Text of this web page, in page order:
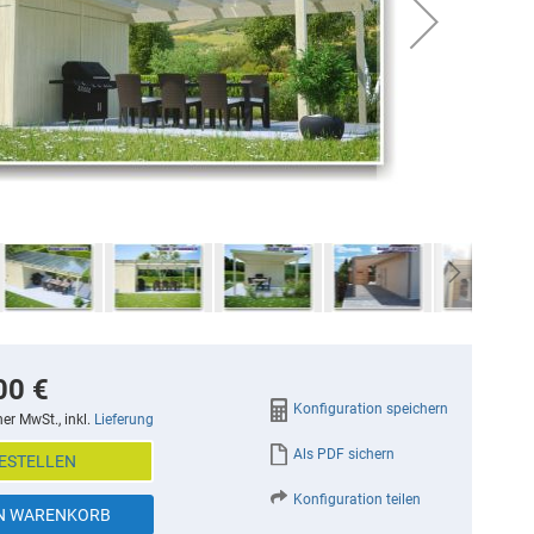
€
MwSt., inkl. Lieferung
WARENKORB
Konfiguration speichern
Als PDF sichern
Konfiguration teilen